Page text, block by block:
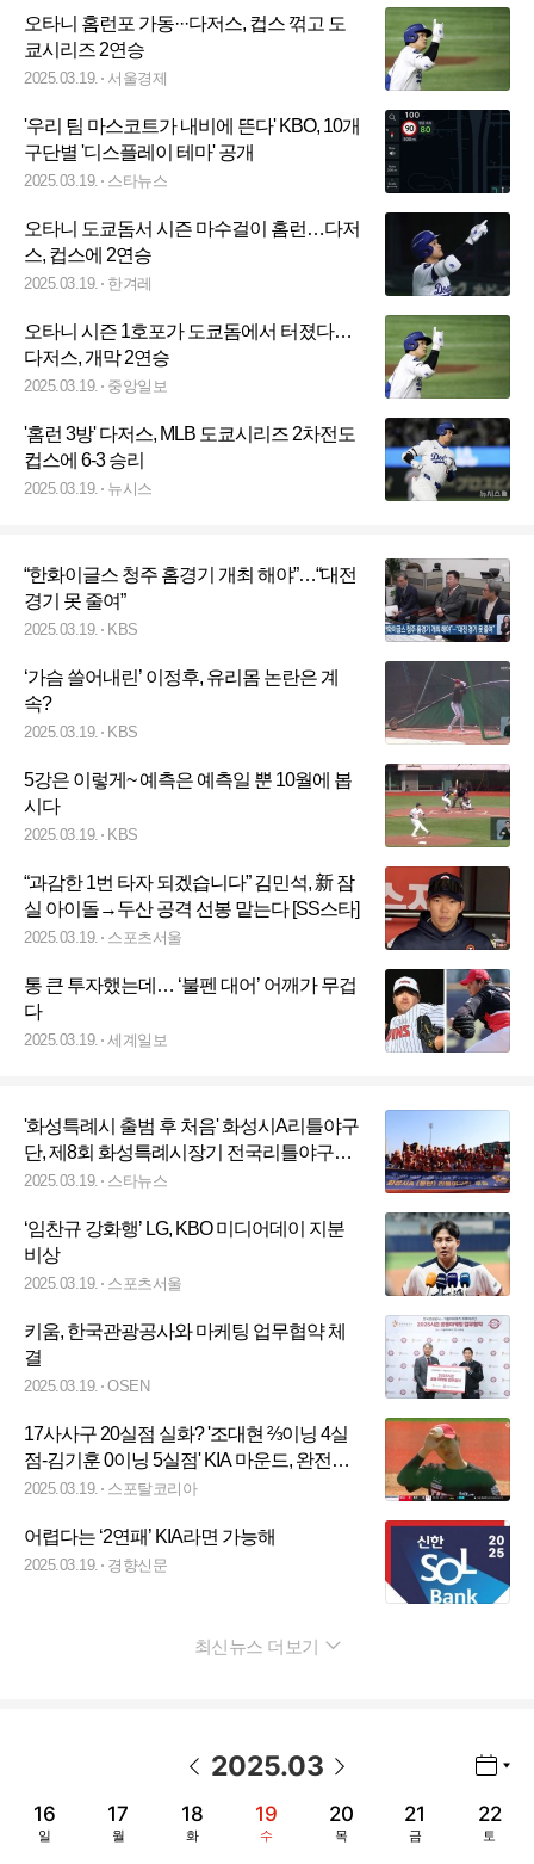
오타니 홈런포 가동···다저스, 컵스 꺾고 도
쿄시리즈 2연승
2025.03.19. 서울경제
'우리 팀 마스코트가 내비에 뜬다' KBO, 10개
구단별 '디스플레이 테마' 공개
2025.03.19. 스타뉴스
오타니 도쿄돔서 시즌 마수걸이 홈런…다저
스, 컵스에 2연승
2025.03.19. 한겨레
오타니 시즌 1호포가 도쿄돔에서 터졌다…
다저스, 개막 2연승
2025.03.19. 중앙일보
'홈런 3방' 다저스, MLB 도쿄시리즈 2차전도
컵스에 6-3 승리
2025.03.19. 뉴시스
“한화이글스 청주 홈경기 개최 해야”…“대전
경기 못 줄여”
2025.03.19. KBS
‘가슴 쓸어내린’ 이정후, 유리몸 논란은 계
속?
2025.03.19. KBS
5강은 이렇게~ 예측은 예측일 뿐 10월에 봅
시다
2025.03.19. KBS
“과감한 1번 타자 되겠습니다” 김민석, 新 잠
실 아이돌→두산 공격 선봉 맡는다 [SS스타]
2025.03.19. 스포츠서울
통 큰 투자했는데… ‘불펜 대어’ 어깨가 무겁
다
2025.03.19. 세계일보
'화성특례시 출범 후 처음' 화성시A리틀야구
단, 제8회 화성특례시장기 전국리틀야구대
회 우승
2025.03.19. 스타뉴스
‘임찬규 강화행’ LG, KBO 미디어데이 지분
비상
2025.03.19. 스포츠서울
키움, 한국관광공사와 마케팅 업무협약 체
결
2025.03.19. OSEN
17사사구 20실점 실화? '조대현 ⅔이닝 4실
점-김기훈 0이닝 5실점' KIA 마운드, 완전히
무너졌다...4연패+최하위 '굴욕'
2025.03.19. 스포탈코리아
어렵다는 ‘2연패’ KIA라면 가능해
2025.03.19. 경향신문
최신뉴스 더보기
2025.03
16
일
17
월
18
화
19
수
20
목
21
금
22
토